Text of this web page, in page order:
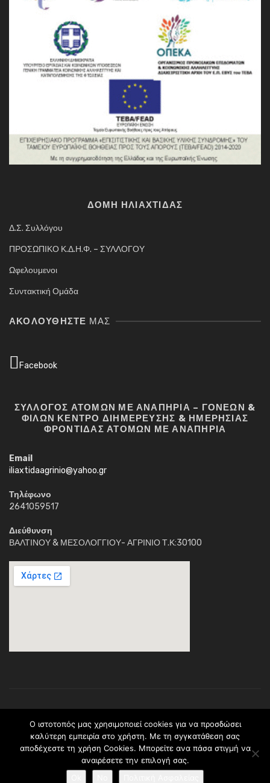
ΔΟΜΗ ΗΛΙΑΧΤΙΔΑΣ
Δ.Σ. Συλλόγου
ΠΡΟΣΩΠΙΚΟ Κ.Δ.Η.Φ. – ΣΥΛΛΟΓΟΥ
Ωφελουμενοι
Συντακτική Ομάδα
ΑΚΟΛΟΥΘΉΣΤΕ ΜΑΣ
Facebook
ΣΥΛΛΟΓΟΣ ΑΤΟΜΩΝ ΜΕ ΑΝΑΠΗΡΙΑ – ΓΟΝΕΩΝ &
ΦΙΛΩΝ ΚΕΝΤΡΟ ΔΙΗΜΕΡΕΥΣΗΣ & ΗΜΕΡΗΣΙΑΣ
ΦΡΟΝΤΙΔΑΣ ΑΤΟΜΩΝ ΜΕ ΑΝΑΠΗΡΙΑ
Email
iliaxtidaagrinio@yahoo.gr
Τηλέφωνο
2641059517
Διεύθυνση
ΒΑΛΤΙΝΟΥ & ΜΕΣΟΛΟΓΓΙΟΥ- ΑΓΡΙΝΙΟ Τ.Κ:30100
νομίμου δικαιώματος.Το περιεχόμενο ανήκει (C) στο σύλλογο
Ηλιαχτίδα * ΠΡΑΞΗ: <> Υλοποιείται στο πλαίσιο του Επιχειρησιακού
Προγράμματος <> και συγχρηματοδοτείται από το Ευρωπαϊκό
Κοινωνικό Ταμείο. (Κωδικός Πρόσκλησης: 9.iv.1.1.b)(Κωδικός ΟΠΣ:
5001965). Ποσό Προϋπολογισμού: 288.000,00 €
O ιστοτοπός μας χρησιμοποιεί cookies για να προσδώσει
καλύτερη εμπειρία στο χρήστη. Με τη σyγκατάθεση σας
αποδέχεστε τη χρήση Cookies. Μπορείτε ανα πάσα στιγμἠ να
αναιρέσετε την επιλογή σας.